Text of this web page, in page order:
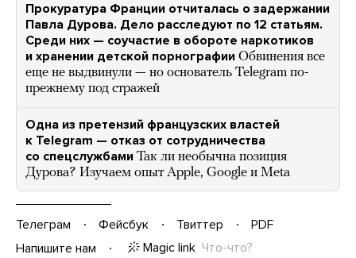
Прокуратура Франции отчиталась о задержании
Павла Дурова. Дело расследуют по 12 статьям.
Среди них — соучастие в обороте наркотиков
и хранении детской порнографии Обвинения все
еще не выдвинули — но основатель Telegram по-
прежнему под стражей
Одна из претензий французских властей
к Telegram — отказ от сотрудничества
со спецслужбами Так ли необычна позиция
Дурова? Изучаем опыт Apple, Google и Meta
Телеграм Фейсбук Твиттер
PDF
Напишите нам
Magic link Что-что?